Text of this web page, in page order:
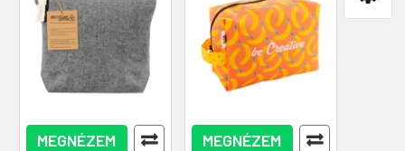
MEGNÉZEM
MEGNÉZEM